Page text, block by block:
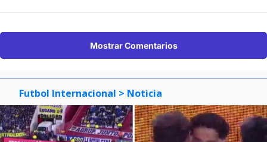
Mostrar Comentarios
Futbol Internacional > Noticia